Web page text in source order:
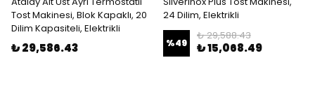
Tost Makinesi, Blok Kapaklı, 20
Dilim Kapasiteli, Elektrikli
₺ 29,586.43
24 Dilim, Elektrikli
%49
₺ 29,588.43
₺ 15,068.49